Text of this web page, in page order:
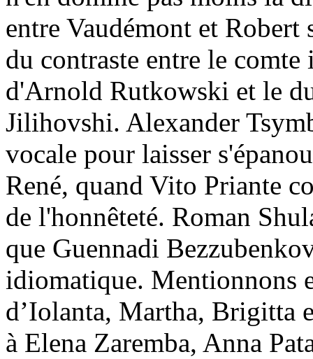
entre Vaudémont et Robert
du contraste entre le
d'Arnold Rutkowski et le
Jilihovshi. Alexander
vocale pour laisser
René, quand Vito Priante
de l'honnêteté. Roman
que Guennadi
idiomatique. Mentionnons
d’Iolanta, Martha, Brigitta
à Elena Zaremba, Anna